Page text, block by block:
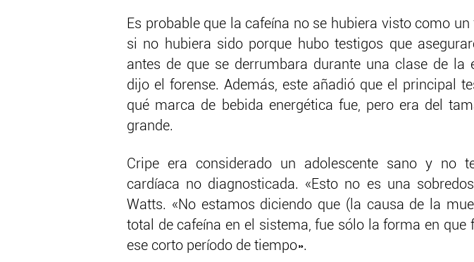
Es probable que la cafeína no se hubiera visto como
si no hubiera sido porque hubo testigos que
antes de que se derrumbara durante una clase de la
dijo el forense. Además, este añadió que el principal
qué marca de bebida energética fue, pero era del
grande.
Cripe era considerado un adolescente sano y no
cardíaca no diagnosticada. «Esto no es una
Watts. «No estamos diciendo que (la causa de la
total de cafeína en el sistema, fue sólo la forma en que
ese corto período de tiempo».